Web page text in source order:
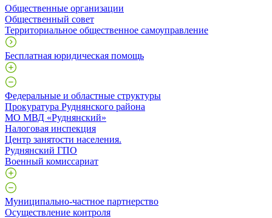
Общественные организации
Общественный совет
Территориальное общественное самоуправление
Бесплатная юридическая помощь
Федеральные и областные структуры
Прокуратура Руднянского района
МО МВД «Руднянский»
Налоговая инспекция
Центр занятости населения.
Руднянский ГПО
Военный комиссариат
Муниципально-частное партнерство
Осуществление контроля